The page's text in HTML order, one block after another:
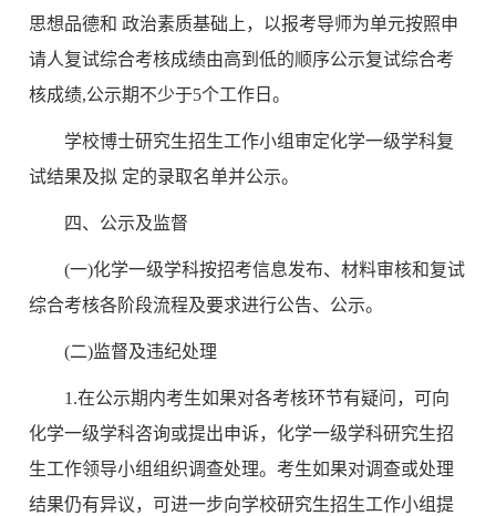
思想品德和 政治素质基础上，以报考导师为单元按照申
请人复试综合考核成绩由高到低的顺序公示复试综合考
核成绩,公示期不少于5个工作日。
学校博士研究生招生工作小组审定化学一级学科复
试结果及拟 定的录取名单并公示。
四、公示及监督
(一)化学一级学科按招考信息发布、材料审核和复试
综合考核各阶段流程及要求进行公告、公示。
(二)监督及违纪处理
1.在公示期内考生如果对各考核环节有疑问，可向
化学一级学科咨询或提出申诉，化学一级学科研究生招
生工作领导小组组织调查处理。考生如果对调查或处理
结果仍有异议，可进一步向学校研究生招生工作小组提